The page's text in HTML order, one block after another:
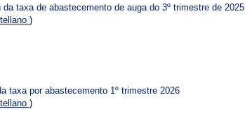
taxa de abastecemento de auga do 3º trimestre de 2025
)
taxa por abastecemento 1º trimestre 2026
)